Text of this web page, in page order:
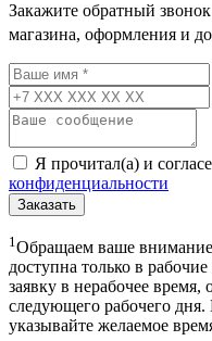
Закажите обратный
магазина, оформления и
Я прочитал(а) и
конфиденциальности
Заказать
1 Обращаем ваше
доступна только в
заявку в нерабочее время,
следующего рабочего
указывайте желаемое